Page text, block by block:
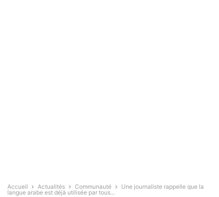
Accueil Actualités Communauté
Une journaliste rappelle que la
langue arabe est déjà utilisée par tous...